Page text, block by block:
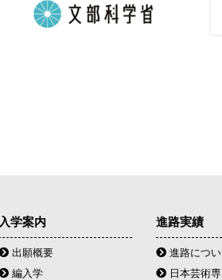
入学案内
出願概要
編入学
進路実績
進路につ
日本芸術